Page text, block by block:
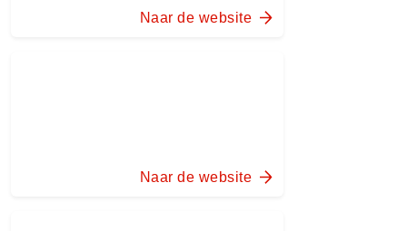
Naar de website
Naar de website